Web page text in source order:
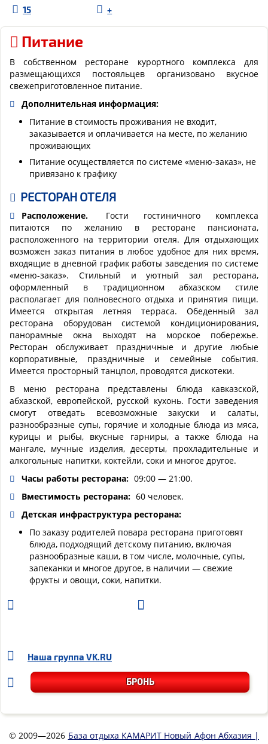
15
+
Питание
В собственном ресторане курортного комплекса для
размещающихся постояльцев организовано вкусное
свежеприготовленное питание.
Дополнительная информация:
Питание в стоимость проживания не входит,
заказывается и оплачивается на месте, по желанию
проживающих
Питание осуществляется по системе «меню-заказ», не
привязано к графику
РЕСТОРАН ОТЕЛЯ
Расположение.
Гости гостиничного комплекса
питаются по желанию в ресторане пансионата,
расположенного на территории отеля. Для отдыхающих
возможен заказ питания в любое удобное для них время,
входящие в дневной график работы заведения по системе
«меню-заказ». Стильный и уютный зал ресторана,
оформленный в традиционном абхазском стиле
располагает для полновесного отдыха и принятия пищи.
Имеется открытая летняя терраса. Обеденный зал
ресторана оборудован системой кондиционирования,
панорамные окна выходят на морское побережье.
Ресторан обслуживает праздничные и другие любые
корпоративные, праздничные и семейные события.
Имеется просторный танцпол, проводятся дискотеки.
В меню ресторана представлены блюда кавказской,
абхазской, европейской, русской кухонь. Гости заведения
смогут отведать всевозможные закуски и салаты,
разнообразные супы, горячие и холодные блюда из мяса,
курицы и рыбы, вкусные гарниры, а также блюда на
мангале, мучные изделия, десерты, прохладительные и
алкогольные напитки, коктейли, соки и многое другое.
Часы работы ресторана: 09:00 — 21:00.
Вместимость ресторана: 60 человек.
Детская инфраструктура ресторана:
По заказу родителей повара ресторана приготовят
блюда, подходящий детскому питанию, включая
разнообразные каши, в том числе, молочные, супы,
запеканки и многое другое, в наличии — свежие
фрукты и овощи, соки, напитки.
Наша группа VK.RU
БРОНЬ
© 2009—2026 База отдыха КАМАРИТ Новый Афон Абхазия |